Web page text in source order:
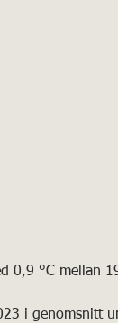
0,9 °C mellan
i genomsnitt